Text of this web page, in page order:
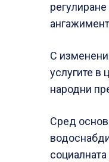
С
услугите в
народни
Сред